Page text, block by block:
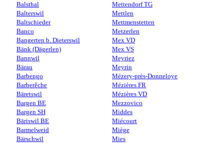
Balsthal
Balterswil
Baltschieder
Banco
Bangerten b. Dieterswil
Bänk (Dägerlen)
Bannwil
Bärau
Barbengo
Barberêche
Bäretswil
Bargen BE
Bargen SH
Bäriswil BE
Barmelweid
Bärschwil
Mettendorf TG
Mettlen
Mettmenstetten
Metzerlen
Mex VD
Mex VS
Meyriez
Meyrin
Mézery-près-Donneloye
Mézières FR
Mézières VD
Mezzovico
Middes
Miécourt
Miège
Mies